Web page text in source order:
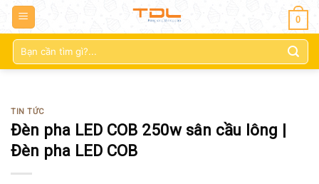
0
Tìm
kiếm:
TIN TỨC
Đèn pha LED COB 250w sân cầu lông |
Đèn pha LED COB